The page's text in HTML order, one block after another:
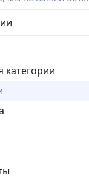
категории